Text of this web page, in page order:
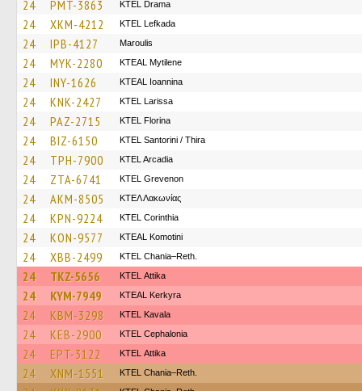
24 PMT-3863 KTEL Drama
24 XKM-4212 KTEL Lefkada
24 IPB-4127 Maroulis
24 MYK-2280 KTEAL Mytilene
24 INY-1626 KTEAL Ioannina
24 KNK-2427 KTEL Larissa
24 PAZ-2715 KTEL Florina
24 BIZ-6150 KTEL Santorini / Thira
24 TPH-7900 KTEL Arcadia
24 ZTA-6741 ΚΤΕL Grevenon
24 AKM-8505 ΚΤΕΛ Λακωνίας
24 KPN-9224 KTEL Corinthia
24 KON-9577 KTEAL Komotini
24 XBB-2499 KTEL Chania–Reth.
24 TKZ-5656 KΤΕL Αttika
24 KYM-7949 KTEAL Kerkyra
24 KBM-3298 KTEL Kavala
24 KEB-2900 KTEL Cephalonia
24 EPT-3122 KΤΕL Αttika
24 XNM-1551 KTEL Chania–Reth.